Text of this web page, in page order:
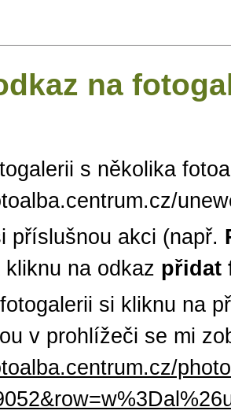
na
s několika
příslušnou akci (např.
kliknu na odkaz přidat
si kliknu na
v prohlížeči se mi